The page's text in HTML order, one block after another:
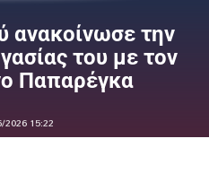
ανακοίνωσε την
του με τον
Παπαρέγκα
2026 15:22